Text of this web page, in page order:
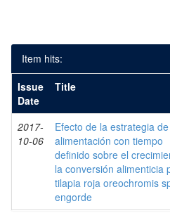
Item hits:
Issue
Date
Title
2017-
10-06
Efecto de la estrategia de
alimentación con tiempo
definido sobre el
la conversión alimenticia
tilapia roja oreochromis
engorde